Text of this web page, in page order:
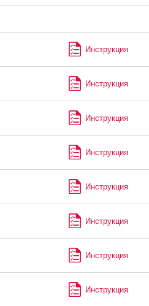
Инструкция
Инструкция
Инструкция
Инструкция
Инструкция
Инструкция
Инструкция
Инструкция